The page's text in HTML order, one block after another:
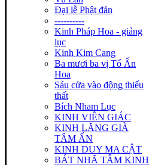
Đại lễ Phật đản
----------
Kinh Pháp Hoa - giảng
lục
Kinh Kim Cang
Ba mươi ba vị Tổ Ấn
Hoa
Sáu cửa vào động thiếu
thất
Bích Nham Lục
KINH VIÊN GIÁC
KINH LĂNG GIÀ
TÂM ẤN
KINH DUY MA CẬT
BÁT NHÃ TÂM KINH